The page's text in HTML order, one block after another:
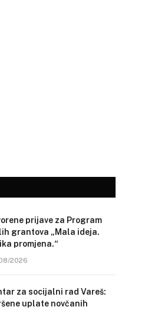
prijave za Program
grantova „Mala ideja.
promjena.“
2026
za socijalni rad Vareš:
uplate novčanih